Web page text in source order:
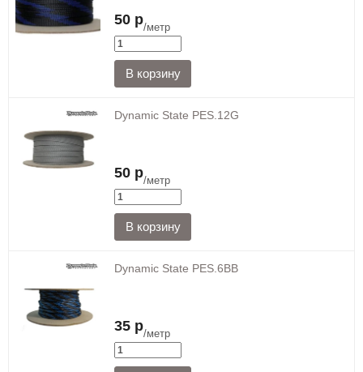
50 р/метр
Dynamic State PES.12G
50 р/метр
Dynamic State PES.6BB
35 р/метр